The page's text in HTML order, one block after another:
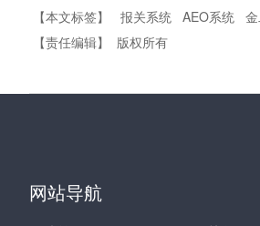
【本文标签】 报关系统 AEO系统
【责任编辑】
版权所有
网站导航